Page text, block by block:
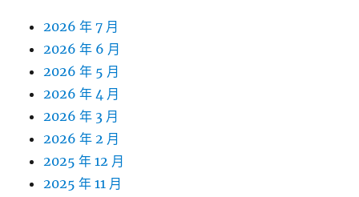
2026 年 7 月
2026 年 6 月
2026 年 5 月
2026 年 4 月
2026 年 3 月
2026 年 2 月
2025 年 12 月
2025 年 11 月